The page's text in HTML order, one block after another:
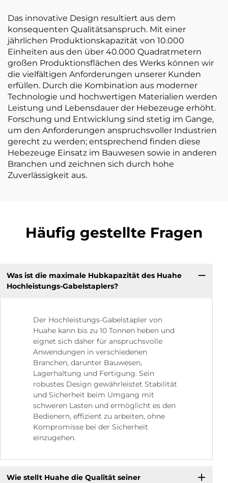
Das innovative Design resultiert aus dem
konsequenten Qualitätsanspruch. Mit einer
jährlichen Produktionskapazität von 10.000
Einheiten aus den über 40.000 Quadratmetern
großen Produktionsflächen des Werks können wir
die vielfältigen Anforderungen unserer Kunden
erfüllen. Durch die Kombination aus moderner
Technologie und hochwertigen Materialien werden
Leistung und Lebensdauer der Hebezeuge erhöht.
Forschung und Entwicklung sind stetig im Gange,
um den Anforderungen anspruchsvoller Industrien
gerecht zu werden; entsprechend finden diese
Hebezeuge Einsatz im Bauwesen sowie in anderen
Branchen und zeichnen sich durch hohe
Zuverlässigkeit aus.
Häufig gestellte Fragen
Was ist die maximale Hubkapazität des Huahe
Hochleistungs-Gabelstaplers?
Der Hochleistungs-Gabelstapler von
Huahe kann bis zu 10 Tonnen heben und
eignet sich daher für anspruchsvolle
Anwendungen in verschiedenen
Branchen, darunter Bauwesen,
Lagerhaltung und Fertigung. Sein
robustes Design gewährleistet Stabilität
und Sicherheit beim Umgang mit
schweren Lasten und ermöglicht es den
Bedienern, effizient zu arbeiten, ohne
Kompromisse bei der Sicherheit
einzugehen.
Wie stellt Huahe die Qualität seiner